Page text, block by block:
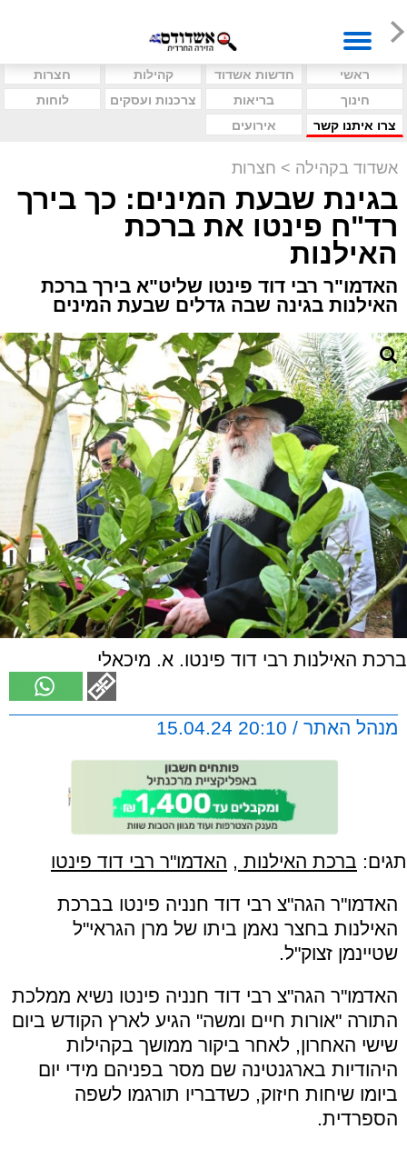
ראשי חדשות אשדוד קהילות
חצרות
חינוך
בריאות צרכנות ועסקים
לוחות
צרו איתנו קשר
אירועים
אשדוד בקהילה > חצרות
בגינת שבעת המינים: כך בירך
רד"ח פינטו את ברכת
האילנות
האדמו"ר רבי דוד פינטו שליט"א בירך ברכת
האילנות בגינה שבה גדלים שבעת המינים
ברכת האילנות רבי דוד פינטו. א. מיכאלי
מנהל האתר / 20:10 15.04.24
תגים: ברכת האילנות , האדמו"ר רבי דוד פינטו
האדמו"ר הגה"צ רבי דוד חנניה פינטו בברכת
האילנות בחצר נאמן ביתו של מרן הגראי"ל
שטיינמן זצוק"ל.
האדמו"ר הגה"צ רבי דוד חנניה פינטו נשיא ממלכת
התורה "אורות חיים ומשה" הגיע לארץ הקודש ביום
שישי האחרון, לאחר ביקור ממושך בקהילות
היהודיות בארגנטינה שם מסר בפניהם מידי יום
ביומו שיחות חיזוק, כשדבריו תורגמו לשפה
הספרדית.